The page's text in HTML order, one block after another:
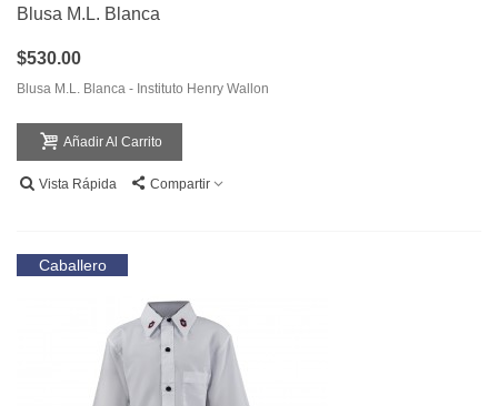
Blusa M.L. Blanca
$530.00
Blusa M.L. Blanca - Instituto Henry Wallon
Añadir Al Carrito
Vista Rápida Compartir
Caballero